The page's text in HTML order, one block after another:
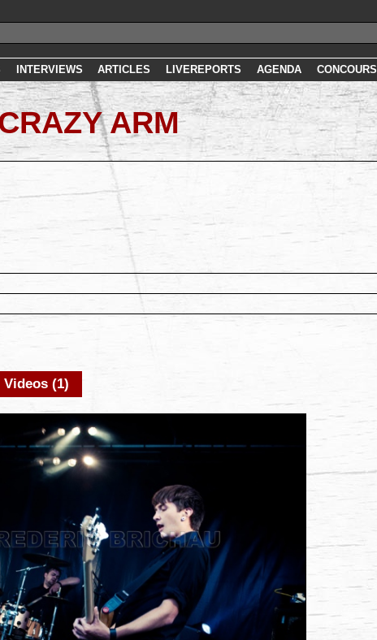
INTERVIEWS ARTICLES LIVEREPORTS AGENDA CONCOURS
ARM
Videos (1)